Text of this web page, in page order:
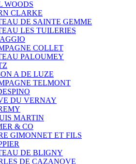
WOODS
CLARKE
DE SAINTE GEMME
LES TUILERIES
COLLET
PALOUMEY
A DE LUZE
TELMONT
DU VERNAY
MARTIN
& CO
GIMONNET ET FILS
DE BLIGNY
DE CAZANOVE